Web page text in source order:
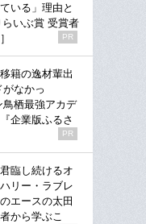
いる」理由と
いぶ賞 受賞者
PR
籍の逸材輩出
がなかっ
栖最強アカデ
企業版ふるさ
PR
臨し続けるオ
リー・ラブレ
エースの太田
から学ぶこ